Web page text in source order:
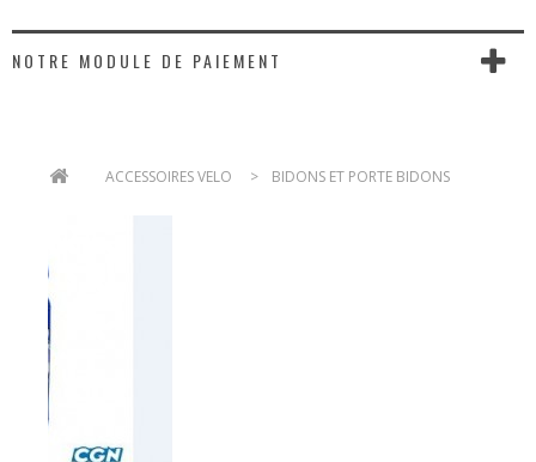
NOTRE MODULE DE PAIEMENT
ACCESSOIRES VELO > BIDONS ET PORTE BIDONS